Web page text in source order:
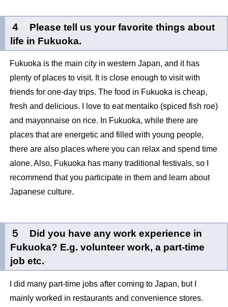
４ Please tell us your favorite things about
life in Fukuoka.
Fukuoka is the main city in western Japan, and it has
plenty of places to visit. It is close enough to visit with
friends for one-day trips. The food in Fukuoka is cheap,
fresh and delicious. I love to eat mentaiko (spiced fish roe)
and mayonnaise on rice. In Fukuoka, while there are
places that are energetic and filled with young people,
there are also places where you can relax and spend time
alone. Also, Fukuoka has many traditional festivals, so I
recommend that you participate in them and learn about
Japanese culture.
５ Did you have any work experience in
Fukuoka? E.g. volunteer work, a part-time
job etc.
I did many part-time jobs after coming to Japan, but I
mainly worked in restaurants and convenience stores.